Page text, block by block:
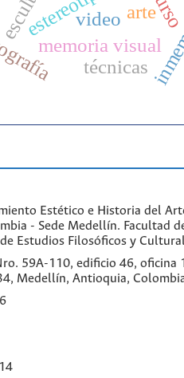
arte
video
memoria visual
técnicas
Estético e Historia del
- Sede Medellín. Facultad
Estudios Filosóficos y
59A-110, edificio 46, oficina
Medellín, Antioquia,